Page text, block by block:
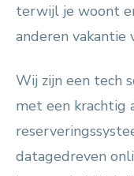
terwijl je woont
anderen vakantie
Wij zijn een tech
met een krachtig
datagedreven